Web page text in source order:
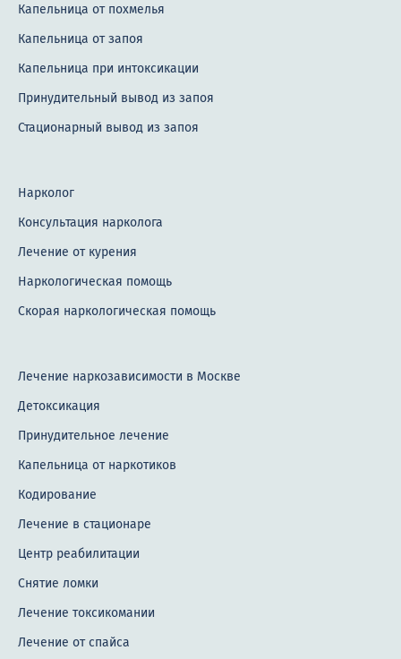
Капельница от похмелья
Капельница от запоя
Капельница при интоксикации
Принудительный вывод из запоя
Стационарный вывод из запоя
Нарколог
Консультация нарколога
Лечение от курения
Наркологическая помощь
Скорая наркологическая помощь
Лечение наркозависимости в Москве
Детоксикация
Принудительное лечение
Капельница от наркотиков
Кодирование
Лечение в стационаре
Центр реабилитации
Снятие ломки
Лечение токсикомании
Лечение от спайса